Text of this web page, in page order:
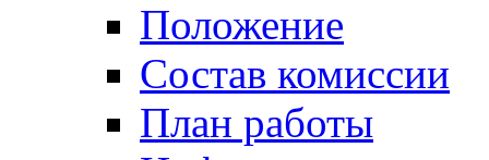
Положение
Состав комиссии
План работы